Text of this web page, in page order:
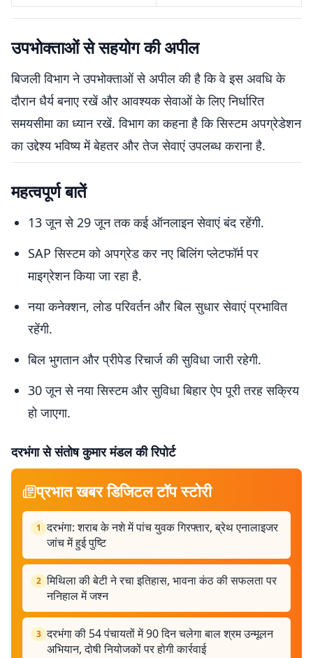
उपभोक्ताओं से सहयोग की अपील
बिजली विभाग ने उपभोक्ताओं से अपील की है कि वे इस अवधि के
दौरान धैर्य बनाए रखें और आवश्यक सेवाओं के लिए निर्धारित
समयसीमा का ध्यान रखें. विभाग का कहना है कि सिस्टम अपग्रेडेशन
का उद्देश्य भविष्य में बेहतर और तेज सेवाएं उपलब्ध कराना है.
महत्वपूर्ण बातें
13 जून से 29 जून तक कई ऑनलाइन सेवाएं बंद रहेंगी.
SAP सिस्टम को अपग्रेड कर नए बिलिंग प्लेटफॉर्म पर
माइग्रेशन किया जा रहा है.
नया कनेक्शन, लोड परिवर्तन और बिल सुधार सेवाएं प्रभावित
रहेंगी.
बिल भुगतान और प्रीपेड रिचार्ज की सुविधा जारी रहेगी.
30 जून से नया सिस्टम और सुविधा बिहार ऐप पूरी तरह सक्रिय
हो जाएगा.
दरभंगा से संतोष कुमार मंडल की रिपोर्ट
प्रभात खबर डिजिटल टॉप स्टोरी
1 दरभंगा: शराब के नशे में पांच युवक गिरफ्तार, ब्रेथ एनालाइजर
जांच में हुई पुष्टि
2 मिथिला की बेटी ने रचा इतिहास, भावना कंठ की सफलता पर
ननिहाल में जश्न
3 दरभंगा की 54 पंचायतों में 90 दिन चलेगा बाल श्रम उन्मूलन
अभियान, दोषी नियोजकों पर होगी कार्रवाई